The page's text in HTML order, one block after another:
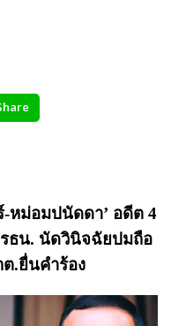
-หม่อมปนัดดา’ อดีต 4
ธน. นัดวินิจฉัยปมถือ
.ยื่นคำร้อง